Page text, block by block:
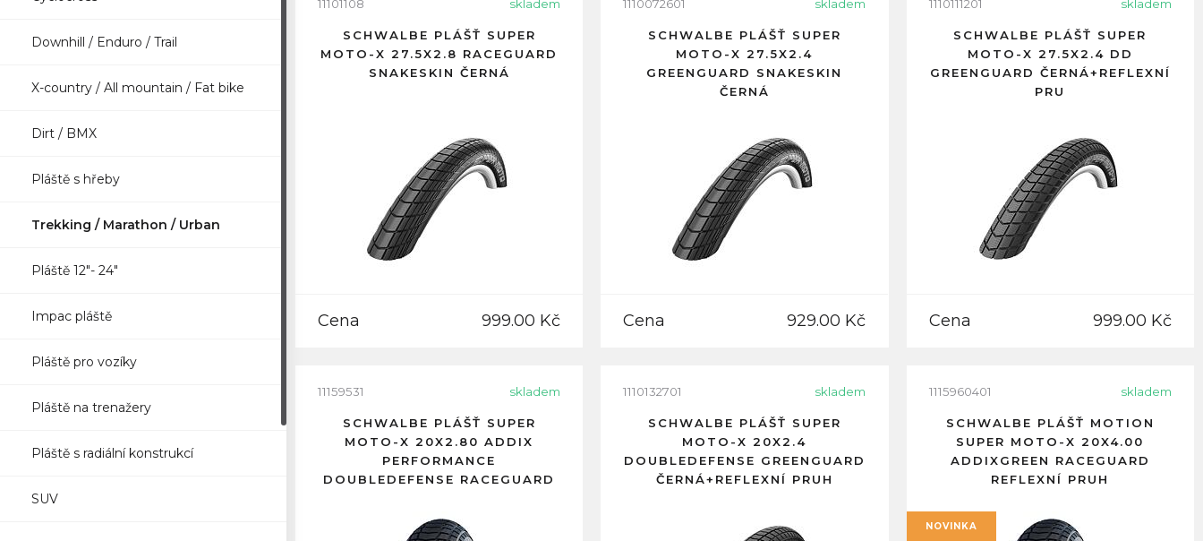
Downhill / Enduro / Trail
X-country / All mountain / Fat bike
Dirt / BMX
Pláště s hřeby
Trekking / Marathon / Urban
Pláště 12"- 24"
Impac pláště
Pláště pro vozíky
Pláště na trenažery
Pláště s radiální konstrukcí
SUV
11101108 skladem
SCHWALBE PLÁŠŤ SUPER
MOTO-X 27.5X2.8 RACEGUARD
SNAKESKIN ČERNÁ
Cena 999.00 Kč
1110072601 skladem
SCHWALBE PLÁŠŤ SUPER
MOTO-X 27.5X2.4
GREENGUARD SNAKESKIN
ČERNÁ
Cena 929.00 Kč
1110111201 skladem
SCHWALBE PLÁŠŤ SUPER
MOTO-X 27.5X2.4 DD
GREENGUARD ČERNÁ+REFLEXNÍ
PRU
Cena 999.00 Kč
11159531 skladem
SCHWALBE PLÁŠŤ SUPER
MOTO-X 20X2.80 ADDIX
PERFORMANCE
DOUBLEDEFENSE RACEGUARD
1110132701 skladem
SCHWALBE PLÁŠŤ SUPER
MOTO-X 20X2.4
DOUBLEDEFENSE GREENGUARD
ČERNÁ+REFLEXNÍ PRUH
1115960401 skladem
SCHWALBE PLÁŠŤ MOTION
SUPER MOTO-X 20X4.00
ADDIXGREEN RACEGUARD
REFLEXNÍ PRUH
NOVINKA